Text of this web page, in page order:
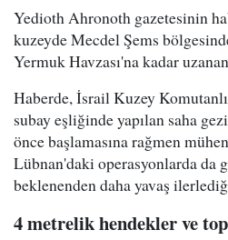
Yedioth Ahronoth gazetesinin
kuzeyde Mecdel Şems
Yermuk Havzası'na kadar uzanan
Haberde, İsrail Kuzey
subay eşliğinde yapılan saha
önce başlamasına rağmen
Lübnan'daki operasyonlarda da
beklenenden daha yavaş
4 metrelik hendekler ve